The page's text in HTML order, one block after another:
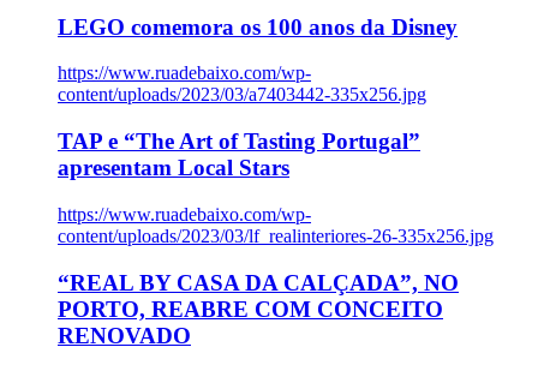
LEGO comemora os 100 anos da Disney
https://www.ruadebaixo.com/wp-
content/uploads/2023/03/a7403442-335x256.jpg
TAP e “The Art of Tasting Portugal”
apresentam Local Stars
https://www.ruadebaixo.com/wp-
content/uploads/2023/03/lf_realinteriores-26-335x256.jpg
“REAL BY CASA DA CALÇADA”, NO
PORTO, REABRE COM CONCEITO
RENOVADO